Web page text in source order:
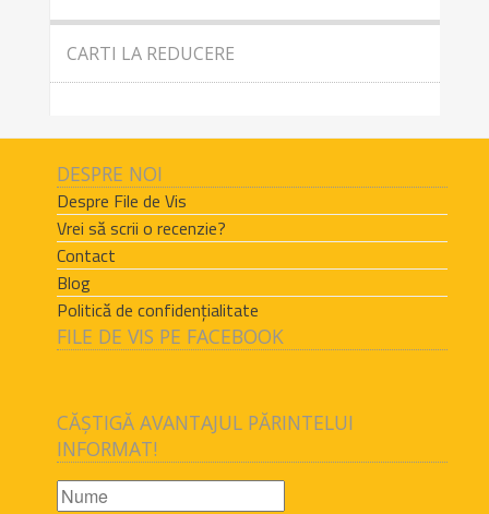
CARTI LA REDUCERE
DESPRE NOI
Despre File de Vis
Vrei să scrii o recenzie?
Contact
Blog
Politică de confidențialitate
FILE DE VIS PE FACEBOOK
CĂȘTIGĂ AVANTAJUL PĂRINTELUI
INFORMAT!